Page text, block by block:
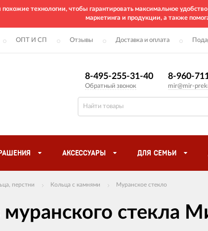
технологии, чтобы гарантировать максимальное
маркетинга и продукции, а также
ОПТ И СП Отзывы Доставка и оплата
8-495-255-31-40
Обратный звонок
8-960-
mir@mir-
АКСЕССУАРЫ ДЛЯ СЕМЬИ
перстни Кольца с камнями Муранское стекло
муранского стекла